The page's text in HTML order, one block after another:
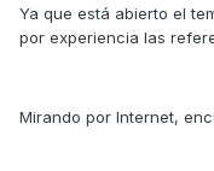
Ya que está abierto el
por experiencia las
Mirando por Internet,